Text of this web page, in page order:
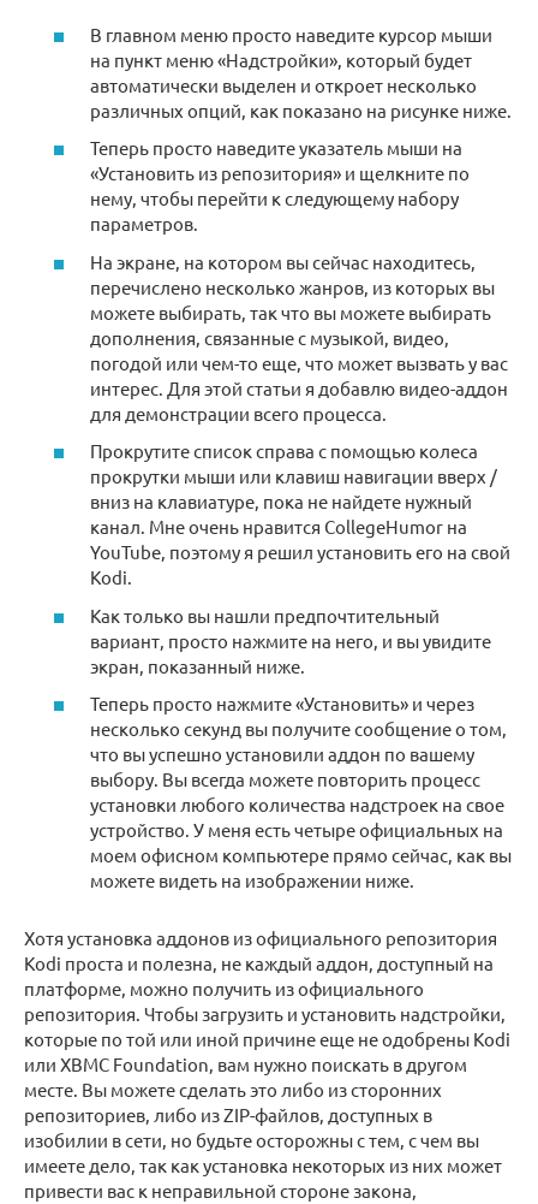
В главном меню просто наведите курсор мыши
на пункт меню «Надстройки», который будет
автоматически выделен и откроет несколько
различных опций, как показано на рисунке ниже.
Теперь просто наведите указатель мыши на
«Установить из репозитория» и щелкните по
нему, чтобы перейти к следующему набору
параметров.
На экране, на котором вы сейчас находитесь,
перечислено несколько жанров, из которых вы
можете выбирать, так что вы можете выбирать
дополнения, связанные с музыкой, видео,
погодой или чем-то еще, что может вызвать у вас
интерес. Для этой статьи я добавлю видео-аддон
для демонстрации всего процесса.
Прокрутите список справа с помощью колеса
прокрутки мыши или клавиш навигации вверх /
вниз на клавиатуре, пока не найдете нужный
канал. Мне очень нравится CollegeHumor на
YouTube, поэтому я решил установить его на свой
Kodi.
Как только вы нашли предпочтительный
вариант, просто нажмите на него, и вы увидите
экран, показанный ниже.
Теперь просто нажмите «Установить» и через
несколько секунд вы получите сообщение о том,
что вы успешно установили аддон по вашему
выбору. Вы всегда можете повторить процесс
установки любого количества надстроек на свое
устройство. У меня есть четыре официальных на
моем офисном компьютере прямо сейчас, как вы
можете видеть на изображении ниже.
Хотя установка аддонов из официального репозитория
Kodi проста и полезна, не каждый аддон, доступный на
платформе, можно получить из официального
репозитория. Чтобы загрузить и установить надстройки,
которые по той или иной причине еще не одобрены Kodi
или XBMC Foundation, вам нужно поискать в другом
месте. Вы можете сделать это либо из сторонних
репозиториев, либо из ZIP-файлов, доступных в
изобилии в сети, но будьте осторожны с тем, с чем вы
имеете дело, так как установка некоторых из них может
привести вас к неправильной стороне закона,